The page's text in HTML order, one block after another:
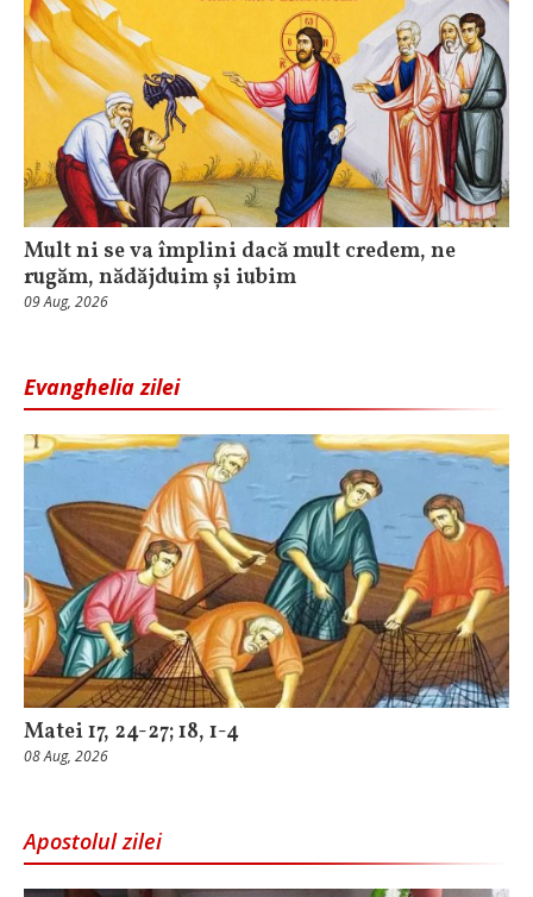
Mult ni se va împlini dacă mult credem, ne
rugăm, nădăjduim și iubim
09 Aug, 2026
Evanghelia zilei
Matei 17, 24-27; 18, 1-4
08 Aug, 2026
Apostolul zilei